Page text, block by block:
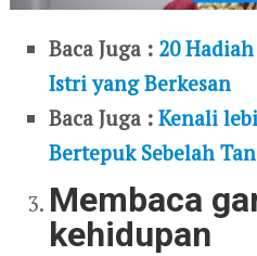
Baca Juga : 20
Istri yang Berkesan
Baca Juga :Kenali
Bertepuk Sebelah
Membaca
kehidupan